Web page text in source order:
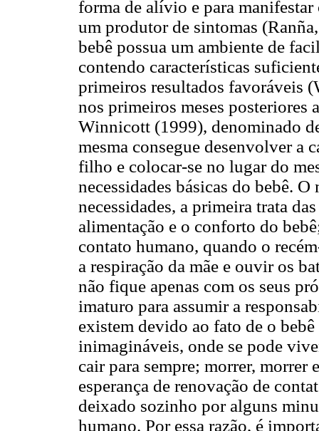
forma de alívio e para
um produtor de sintomas
bebê possua um ambiente de
contendo características
primeiros resultados favoráveis
nos primeiros meses posteriores
Winnicott (1999), denominado
mesma consegue desenvolver a
filho e colocar-se no lugar do
necessidades básicas do bebê.
necessidades, a primeira trata
alimentação e o conforto do
contato humano, quando o
a respiração da mãe e ouvir os
não fique apenas com os seus
imaturo para assumir a
existem devido ao fato de o
inimagináveis, onde se pode
cair para sempre; morrer, morrer
esperança de renovação de
deixado sozinho por alguns
humano. Por essa razão, é